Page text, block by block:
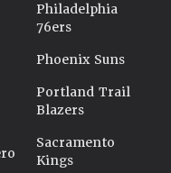
Philadelphia
76ers
Phoenix Suns
Portland Trail
Blazers
Sacramento
Kings